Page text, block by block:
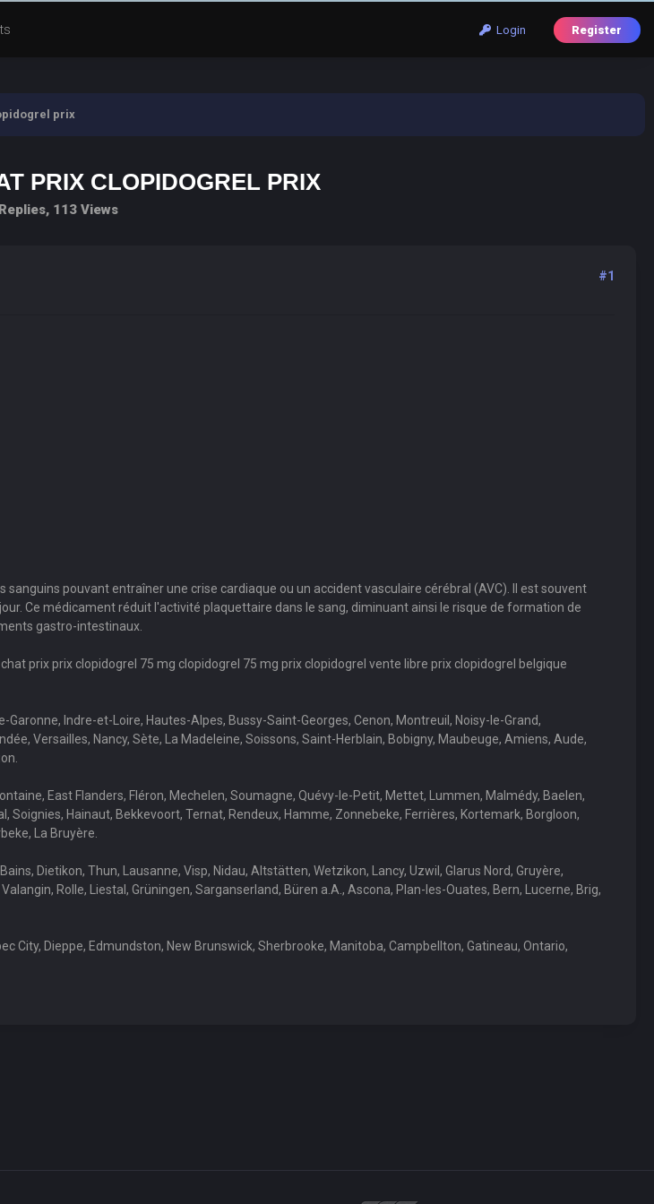
Login Register
prix
PRIX CLOPIDOGREL PRIX
113 Views
#1
pouvant entraîner une crise cardiaque ou un accident vasculaire cérébral (AVC). Il est souvent
Ce médicament réduit l'activité plaquettaire dans le sang, diminuant ainsi le risque de formation de
gastro-intestinaux.
prix prix clopidogrel 75 mg clopidogrel 75 mg prix clopidogrel vente libre prix clopidogrel belgique
Indre-et-Loire, Hautes-Alpes, Bussy-Saint-Georges, Cenon, Montreuil, Noisy-le-Grand,
Versailles, Nancy, Sète, La Madeleine, Soissons, Saint-Herblain, Bobigny, Maubeuge, Amiens, Aude,
East Flanders, Fléron, Mechelen, Soumagne, Quévy-le-Petit, Mettet, Lummen, Malmédy, Baelen,
Hainaut, Bekkevoort, Ternat, Rendeux, Hamme, Zonnebeke, Ferrières, Kortemark, Borgloon,
La Bruyère.
Dietikon, Thun, Lausanne, Visp, Nidau, Altstätten, Wetzikon, Lancy, Uzwil, Glarus Nord, Gruyère,
Rolle, Liestal, Grüningen, Sarganserland, Büren a.A., Ascona, Plan-les-Ouates, Bern, Lucerne, Brig,
City, Dieppe, Edmundston, New Brunswick, Sherbrooke, Manitoba, Campbellton, Gatineau, Ontario,